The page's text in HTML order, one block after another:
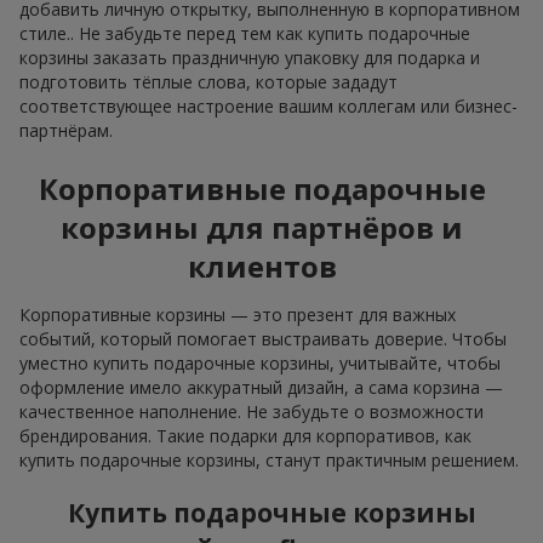
добавить личную открытку, выполненную в корпоративном
стиле.. Не забудьте перед тем как купить подарочные
корзины заказать праздничную упаковку для подарка и
подготовить тёплые слова, которые зададут
соответствующее настроение вашим коллегам или бизнес-
партнёрам.
Корпоративные подарочные
корзины для партнёров и
клиентов
Корпоративные корзины — это презент для важных
событий, который помогает выстраивать доверие. Чтобы
уместно купить подарочные корзины, учитывайте, чтобы
оформление имело аккуратный дизайн, а сама корзина —
качественное наполнение. Не забудьте о возможности
брендирования. Такие подарки для корпоративов, как
купить подарочные корзины, станут практичным решением.
Купить подарочные корзины